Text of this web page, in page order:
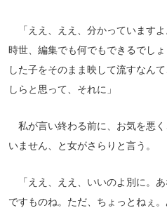
「ええ、ええ、分かっています
時世、編集でも何でもできるでし
した子をそのまま映して流すなん
しらと思って、それに」
私が言い終わる前に、お気を悪
いません、と女がさらりと言う。
「ええ、ええ、いいのよ別に。
ですものね。ただ、ちょっとねぇ